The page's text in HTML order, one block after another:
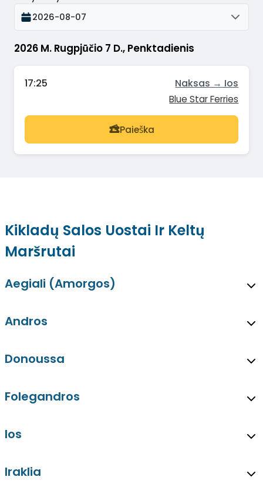
2026 M. Rugpjūčio 7 D., Penktadienis
2026-08-07
17:25 Naksas → Ios
Blue Star Ferries
Paieška
Kikladų Salos Uostai Ir Keltų
Maršrutai
Aegiali (Amorgos)
Andros
Donoussa
Folegandros
Ios
Iraklia